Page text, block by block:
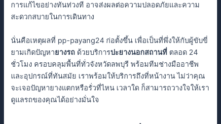
การแก้ไขอย่างทันท่วงที อาจส่งผลต่อความปลอดภัยและความ
สะดวกสบายในการเดินทาง
นั่นคือเหตุผลที่ pp-payang24 ก่อตั้งขึ้น เพื่อเป็นที่พึ่งให้กับผู้ขับขี่
ยามเกิดปัญหายางรถ ด้วยบริการปะยางนอกสถานที่ ตลอด 24
ชั่วโมง ครอบคลุมพื้นที่ทั่วจังหวัดลพบุรี พร้อมทีมช่างมืออาชีพ
และอุปกรณ์ที่ทันสมัย เราพร้อมให้บริการถึงที่หน้างาน ไม่ว่าคุณ
จะเจอปัญหายางแตกหรือรั่วที่ไหน เวลาใด ก็สามารถวางใจให้เรา
ดูแลรถของคุณได้อย่างมั่นใจ